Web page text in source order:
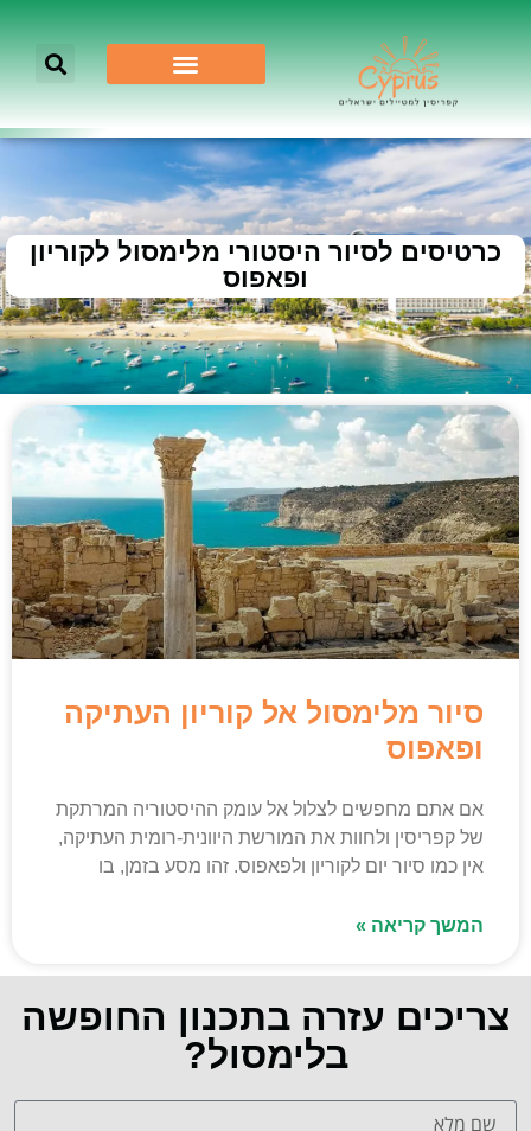
כרטיסים לסיור היסטורי מלימסול לקוריון
ופאפוס
סיור מלימסול אל קוריון העתיקה
ופאפוס
אם אתם מחפשים לצלול אל עומק ההיסטוריה המרתקת
של קפריסין ולחוות את המורשת היוונית-רומית העתיקה,
אין כמו סיור יום לקוריון ולפאפוס. זהו מסע בזמן, בו
המשך קריאה »
צריכים עזרה בתכנון החופשה
בלימסול?